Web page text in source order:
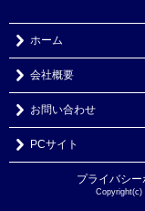
ホーム
会社概要
お問い合わせ
PCサイト
プライバシー
Copyright(c)